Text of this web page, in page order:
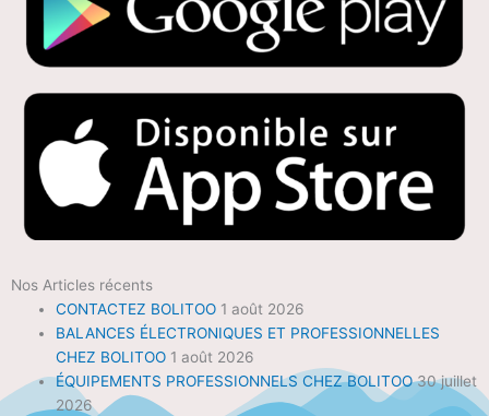
Nos Articles récents
CONTACTEZ BOLITOO 1 août 2026
BALANCES ÉLECTRONIQUES ET PROFESSIONNELLES
CHEZ BOLITOO 1 août 2026
ÉQUIPEMENTS PROFESSIONNELS CHEZ BOLITOO 30 juillet
2026